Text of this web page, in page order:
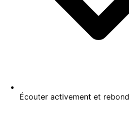
Écouter activement et